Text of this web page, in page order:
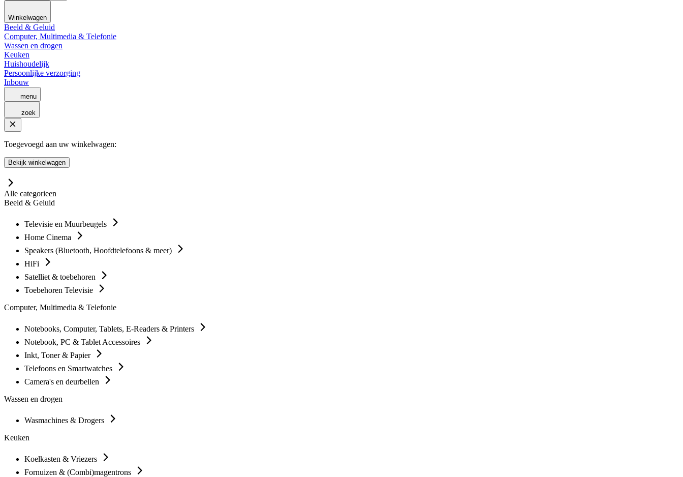
Winkelwagen
Beeld & Geluid
Computer, Multimedia & Telefonie
Wassen en drogen
Keuken
Huishoudelijk
Persoonlijke verzorging
Inbouw
menu
zoek
Toegevoegd aan uw winkelwagen:
Bekijk winkelwagen
Alle categorieen
Beeld & Geluid
Televisie en Muurbeugels
Home Cinema
Speakers (Bluetooth, Hoofdtelefoons & meer)
HiFi
Satelliet & toebehoren
Toebehoren Televisie
Computer, Multimedia & Telefonie
Notebooks, Computer, Tablets, E-Readers & Printers
Notebook, PC & Tablet Accessoires
Inkt, Toner & Papier
Telefoons en Smartwatches
Camera's en deurbellen
Wassen en drogen
Wasmachines & Drogers
Keuken
Koelkasten & Vriezers
Fornuizen & (Combi)magentrons